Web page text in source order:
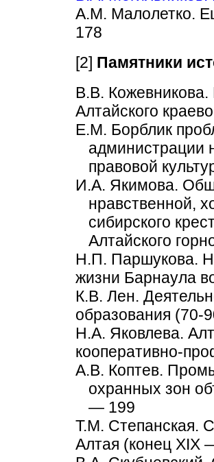
А.М. Малолетко.
178
[2] Памятники
В.В. Кожевникова.
Алтайского
Е.М. Борблик
администрации
правовой
И.А. Якимова.
нравственной,
сибирского
Алтайского
Н.П. Паршукова.
жизни Барнаула
К.В. Лен.
образования (70-
Н.А. Яковлева.
кооперативно-
А.В. Коптев.
охранных зон
— 199
Т.М. Степанская.
Алтая (конец XIX